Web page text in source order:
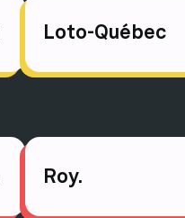
Loto-Québec
Roy.